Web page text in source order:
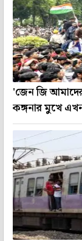
'জেন জি
কঙ্গনার মুখে